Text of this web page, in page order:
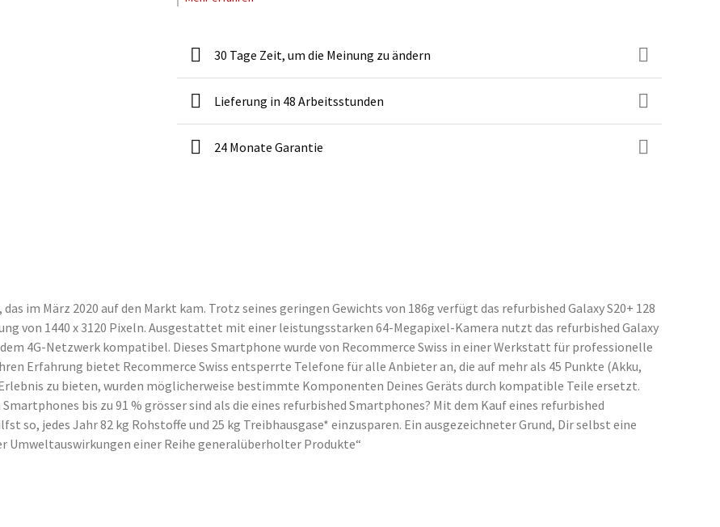
30 Tage Zeit, um die Meinung zu ändern
Lieferung in 48 Arbeitsstunden
24 Monate Garantie
im März 2020 auf den Markt kam. Trotz seines geringen Gewichts von 186g verfügt das refurbished Galaxy S20+ 128
von 1440 x 3120 Pixeln. Ausgestattet mit einer leistungsstarken 64-Megapixel-Kamera nutzt das refurbished Galaxy
4G-Netzwerk kompatibel. Dieses Smartphone wurde von Recommerce Swiss in einer Werkstatt für professionelle
Erfahrung bietet Recommerce Swiss entsperrte Telefone für alle Anbieter an, die auf mehr als 45 Punkte (Akku,
zu bieten, wurden möglicherweise bestimmte Komponenten Deines Geräts durch kompatible Teile ersetzt.
bis zu 91 % grösser sind als die eines refurbished Smartphones? Mit dem Kauf eines refurbished
so, jedes Jahr 82 kg Rohstoffe und 25 kg Treibhausgase* einzusparen. Ein ausgezeichneter Grund, Dir selbst eine
Umweltauswirkungen einer Reihe generalüberholter Produkte“